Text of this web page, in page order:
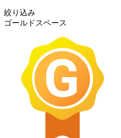
絞り込み
ゴールドスペース